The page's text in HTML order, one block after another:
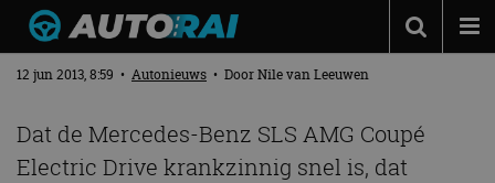
Autonieuws
Autotests
MERCEDES VESTIGT NIEUW RECORD
12 jun 2013, 8:59 • Autonieuws • DoorNile van Leeuwen
Dat de Mercedes-Benz SLS AMG Coupé
Electric Drive krankzinnig snel is, dat